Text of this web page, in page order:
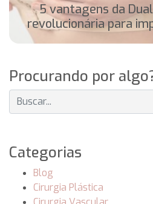
5 vantagens da
revolucionária para
Procurando por
Categorias
Blog
Cirurgia Plástica